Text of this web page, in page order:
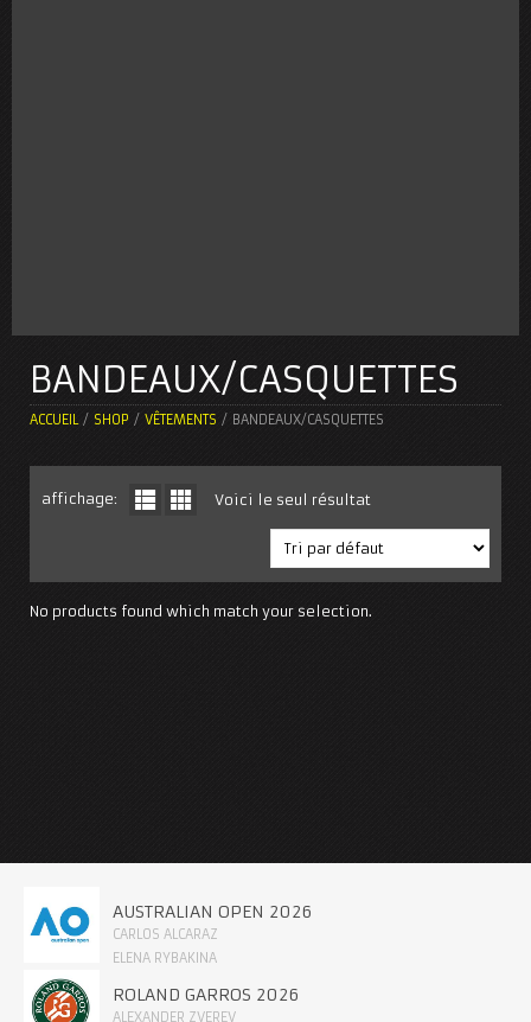
BANDEAUX/CASQUETTES
ACCUEIL / SHOP / VÊTEMENTS / BANDEAUX/CASQUETTES
affichage: Voici le seul résultat
No products found which match your selection.
AUSTRALIAN OPEN 2026
CARLOS ALCARAZ
ELENA RYBAKINA
ROLAND GARROS 2026
ALEXANDER ZVEREV